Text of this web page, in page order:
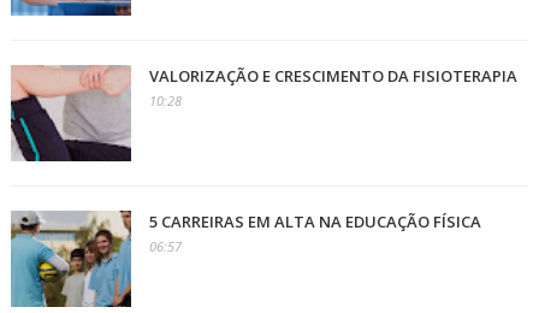
VALORIZAÇÃO E CRESCIMENTO DA FISIOTERAPIA
10:28
5 CARREIRAS EM ALTA NA EDUCAÇÃO FÍSICA
06:57